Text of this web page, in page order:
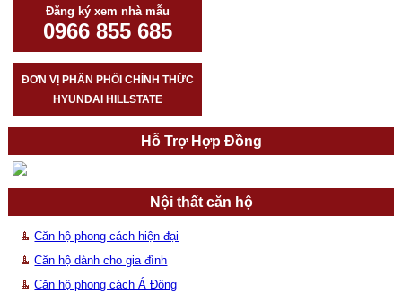
Đăng ký xem nhà mẫu
0966 855 685
ĐƠN VỊ PHÂN PHỐI CHÍNH THỨC
HYUNDAI HILLSTATE
Hỗ Trợ Hợp Đồng
Nội thất căn hộ
Căn hộ phong cách hiện đại
Căn hộ dành cho gia đình
Căn hộ phong cách Á Đông